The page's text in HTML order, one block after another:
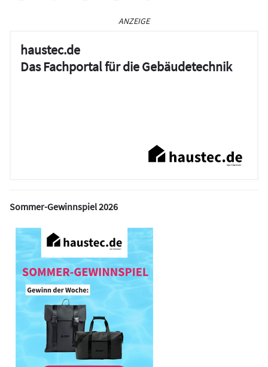
ANZEIGE
haustec.de
Das Fachportal für die Gebäudetechnik
Sommer-Gewinnspiel 2026